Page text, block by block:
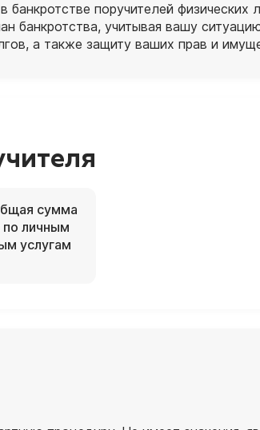
поручителей физических
учитывая вашу
а также защиту ваших прав и
сумма
по личным
услугам